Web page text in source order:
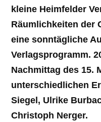
kleine Heimfelder
Räumlichkeiten der
eine sonntägliche
Verlagsprogramm.
Nachmittag des 15.
unterschiedlichen
Siegel, Ulrike
Christoph Nerger.